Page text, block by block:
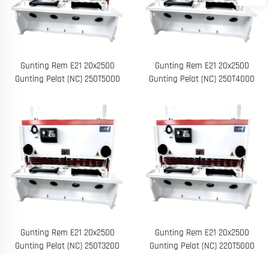
Gunting Rem E21 20x2500
Gunting Pelat (NC) 250T5000
Gunting Rem E21 20x2500
Gunting Pelat (NC) 250T4000
Gunting Rem E21 20x2500
Gunting Pelat (NC) 250T3200
Gunting Rem E21 20x2500
Gunting Pelat (NC) 220T5000